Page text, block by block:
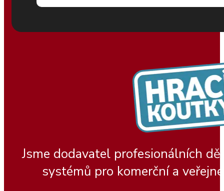
Jsme dodavatel profesionálních
systémů pro komerční a